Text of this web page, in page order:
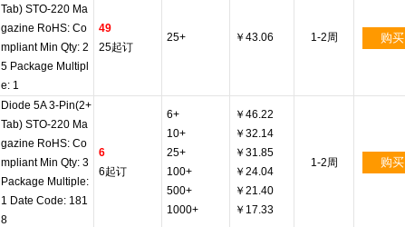
Tab) STO-220 Ma
gazine RoHS: Co
mpliant Min Qty: 2
5 Package Multipl
e: 1
49
25起订
25+ ￥43.06 1-2周 购买
Diode 5A 3-Pin(2+
Tab) STO-220 Ma
gazine RoHS: Co
mpliant Min Qty: 3
Package Multiple:
1 Date Code: 181
8
6
6起订
6+
10+
25+
100+
500+
1000+
￥46.22
￥32.14
￥31.85
￥24.04
￥21.40
￥17.33
1-2周 购买